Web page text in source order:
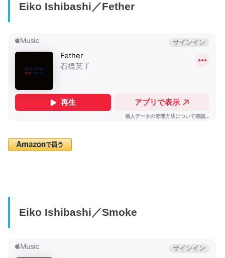
Eiko Ishibashi／Fether
Eiko Ishibashi／Smoke